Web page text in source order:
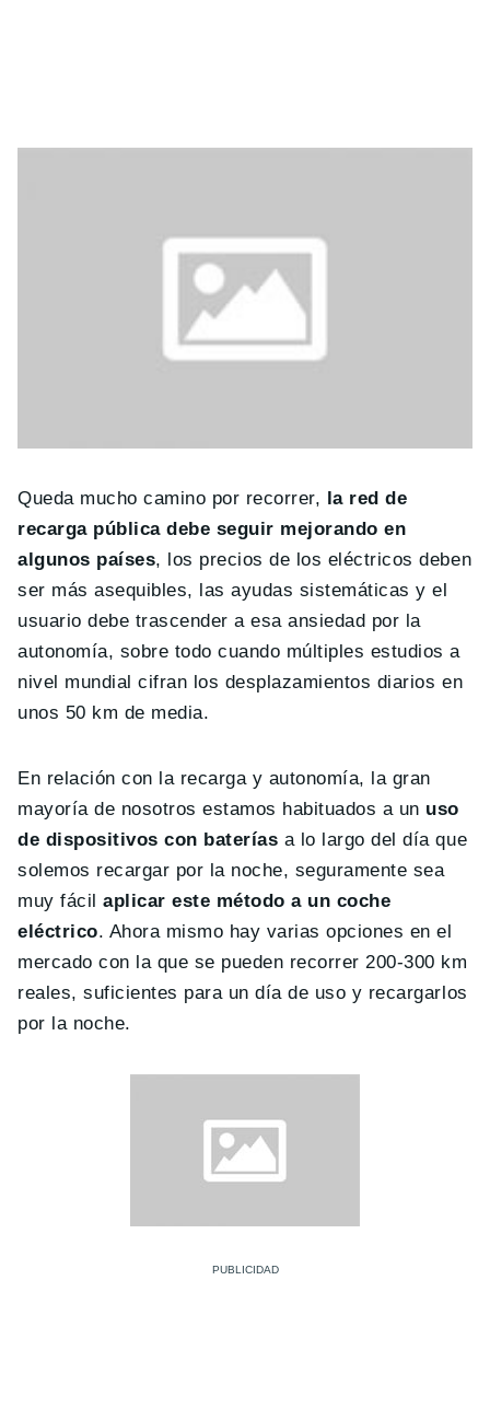
Queda mucho camino por recorrer,
la red de
recarga pública debe seguir mejorando en
algunos países, los precios de los eléctricos deben
ser más asequibles, las ayudas sistemáticas y el
usuario debe trascender a esa ansiedad por la
autonomía, sobre todo cuando múltiples estudios a
nivel mundial cifran los desplazamientos diarios en
unos 50 km de media.
En relación con la recarga y autonomía, la gran
mayoría de nosotros estamos habituados a un uso
de dispositivos con baterías a lo largo del día que
solemos recargar por la noche, seguramente sea
muy fácilaplicar este método a un coche
eléctrico. Ahora mismo hay varias opciones en el
mercado con la que se pueden recorrer 200-300 km
reales, suficientes para un día de uso y recargarlos
por la noche.